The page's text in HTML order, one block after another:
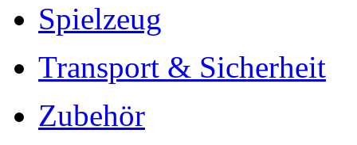
Spielzeug
Transport & Sicherheit
Zubehör